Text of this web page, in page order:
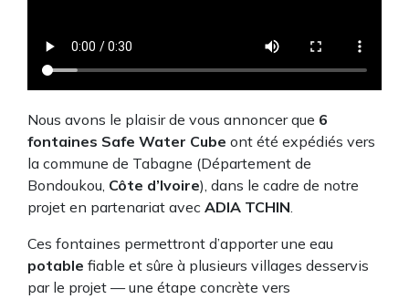
Nous avons le plaisir de vous annoncer que 6
fontaines Safe Water Cube ont été expédiés vers
la commune de Tabagne (Département de
Bondoukou, Côte d’Ivoire), dans le cadre de notre
projet en partenariat avec ADIA TCHIN.
Ces fontaines permettront d’apporter une eau
potable fiable et sûre à plusieurs villages desservis
par le projet — une étape concrète vers